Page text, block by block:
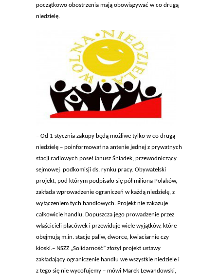
początkowo obostrzenia mają obowiązywać w co drugą
niedzielę.
– Od 1 stycznia zakupy będą możliwe tylko w co drugą
niedzielę – poinformował na antenie jednej z prywatnych
stacji radiowych poseł Janusz Śniadek, przewodniczący
sejmowej podkomisji ds. rynku pracy. Obywatelski
projekt, pod którym podpisało się pół miliona Polaków,
zakłada wprowadzenie ograniczeń w każdą niedzielę, z
wyłączeniem tych handlowych. Projekt nie zakazuje
całkowicie handlu. Dopuszcza jego prowadzenie przez
właścicieli placówek i przewiduje wiele wyjątków, które
obejmują m.in. stacje paliw, dworce, kwiaciarnie czy
kioski.– NSZZ „Solidarność” złożył projekt ustawy
zakładający ograniczenie handlu we wszystkie niedziele i
z tego się nie wycofujemy – mówi Marek Lewandowski,